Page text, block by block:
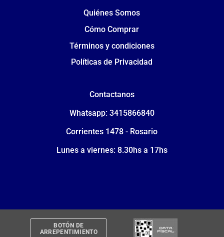
Quiénes Somos
Cómo Comprar
Términos y condiciones
Políticas de Privacidad
Contactanos
Whatsapp: 3415866840
Corrientes 1478 - Rosario
Lunes a viernes: 8.30hs a 17hs
BOTÓN DE
ARREPENTIMIENTO